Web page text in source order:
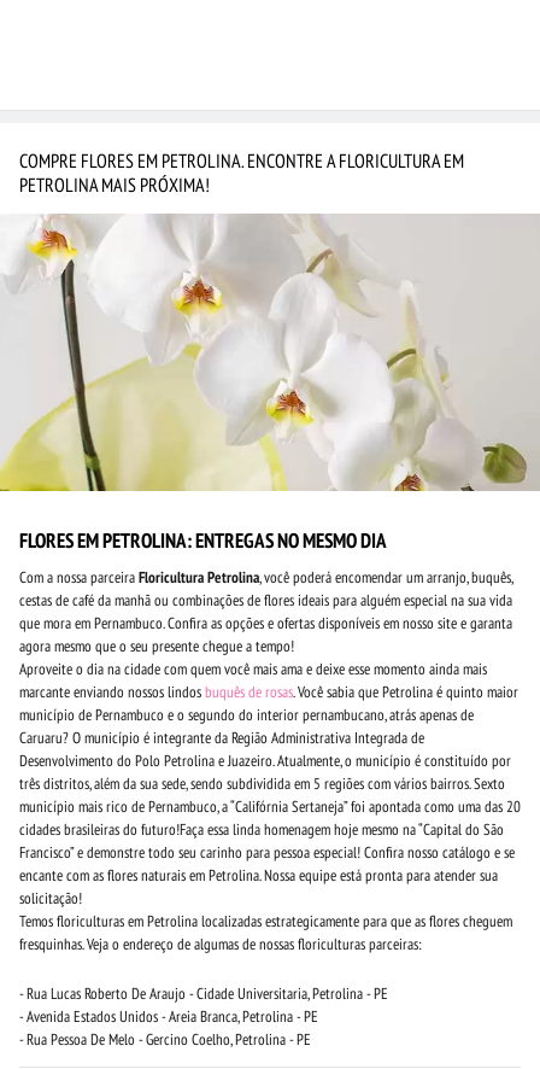
COMPRE FLORES EM PETROLINA. ENCONTRE A FLORICULTURA EM
PETROLINA MAIS PRÓXIMA!
FLORES EM PETROLINA: ENTREGAS NO MESMO DIA
Com a nossa parceiraFloricultura Petrolina, você poderá encomendar um arranjo, buquês,
cestas de café da manhã ou combinações de flores ideais para alguém especial na sua vida
que mora em Pernambuco. Confira as opções e ofertas disponíveis em nosso site e garanta
agora mesmo que o seu presente chegue a tempo!
Aproveite o dia na cidade com quem você mais ama e deixe esse momento ainda mais
marcante enviando nossos lindosbuquês de rosas. Você sabia que Petrolina é quinto maior
município de Pernambuco e o segundo do interior pernambucano, atrás apenas de
Caruaru? O município é integrante da Região Administrativa Integrada de
Desenvolvimento do Polo Petrolina e Juazeiro. Atualmente, o município é constituído por
três distritos, além da sua sede, sendo subdividida em 5 regiões com vários bairros. Sexto
município mais rico de Pernambuco, a “Califórnia Sertaneja” foi apontada como uma das 20
cidades brasileiras do futuro!Faça essa linda homenagem hoje mesmo na “Capital do São
Francisco” e demonstre todo seu carinho para pessoa especial! Confira nosso catálogo e se
encante com as flores naturais em Petrolina. Nossa equipe está pronta para atender sua
solicitação!
Temos floriculturas em Petrolina localizadas estrategicamente para que as flores cheguem
fresquinhas. Veja o endereço de algumas de nossas floriculturas parceiras:
- Rua Lucas Roberto De Araujo - Cidade Universitaria, Petrolina - PE
- Avenida Estados Unidos - Areia Branca, Petrolina - PE
- Rua Pessoa De Melo - Gercino Coelho, Petrolina - PE